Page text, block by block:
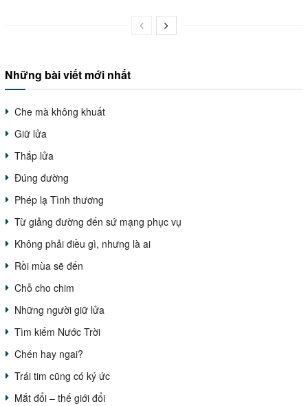
Những bài viết mới nhất
Che mà không khuất
Giữ lửa
Thắp lửa
Đúng đường
Phép lạ Tình thương
Từ giảng đường đến sứ mạng phục vụ
Không phải điều gì, nhưng là ai
Rồi mùa sẽ đến
Chỗ cho chim
Những người giữ lửa
Tìm kiếm Nước Trời
Chén hay ngai?
Trái tim cũng có ký ức
Mắt đổi – thế giới đổi